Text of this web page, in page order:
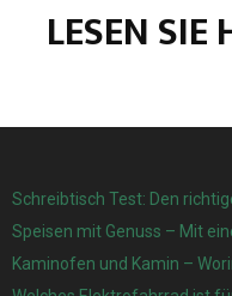
LESEN SIE
Schreibtisch Test: Den
Speisen mit Genuss – Mit
Kaminofen und Kamin –